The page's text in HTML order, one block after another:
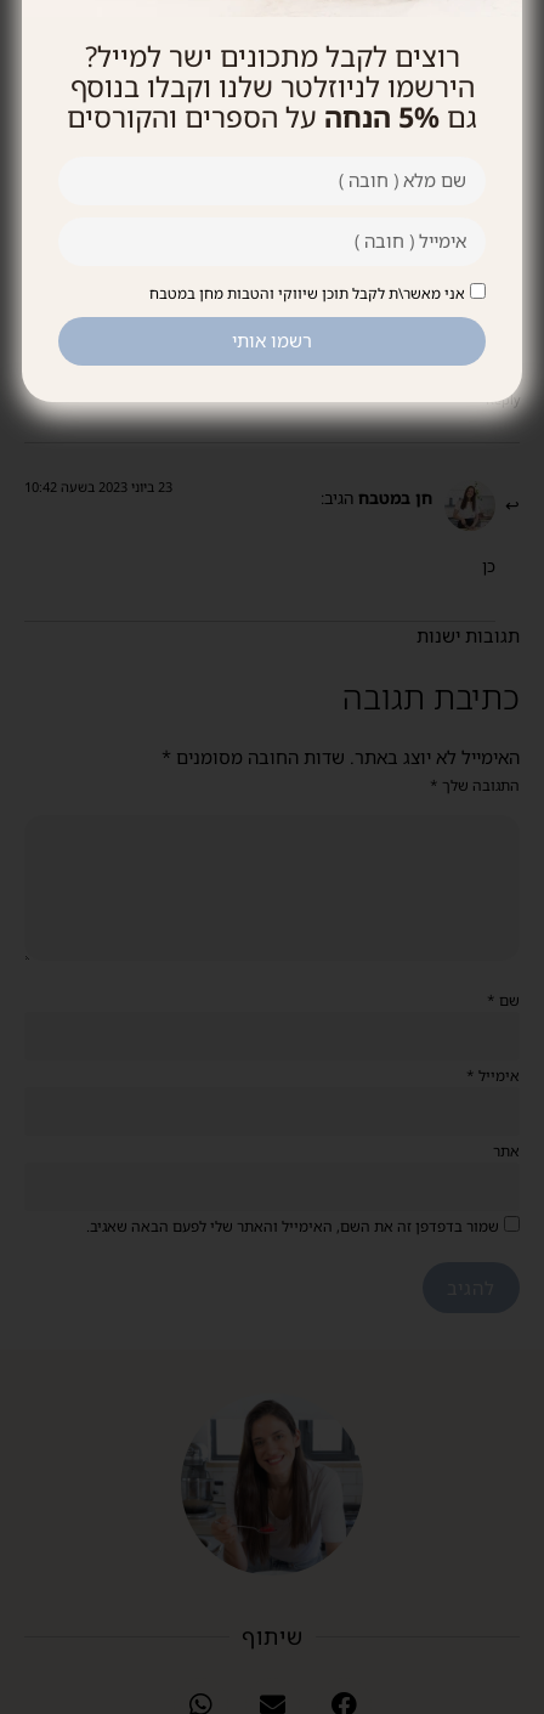
שיתוף
תגובות ישנות
גל הגיב:
13 ביוני 2023 בשעה 11:10
Reply
חן במטבח הגיב:
23 ביוני 2023 בשעה 10:42
כן
תגובות ישנות
כתיבת תגובה
האימייל לא יוצג באתר. שדות החובה מסומנים *
התגובה שלך *
שם *
אימייל *
אתר
שמור בדפדפן זה את השם, האימייל והאתר שלי לפעם הבאה שאגיב.
רוצים לקבל מתכונים ישר למייל?
הירשמו לניוזלטר שלנו וקבלו בנוסף
גם על הספרים והקורסים
אני מאשר\ת לקבל תוכן שיווקי והטבות מחן במטבח
רשמו אותי